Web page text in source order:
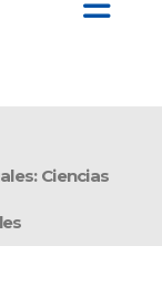
Ciencias